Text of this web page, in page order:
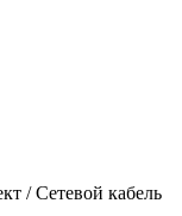
/ Сетевой кабель